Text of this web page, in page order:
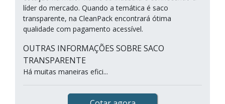
líder do mercado. Quando a temática é saco
transparente, na CleanPack encontrará ótima
qualidade com pagamento acessível.
OUTRAS INFORMAÇÕES SOBRE SACO
TRANSPARENTE
Há muitas maneiras efici...